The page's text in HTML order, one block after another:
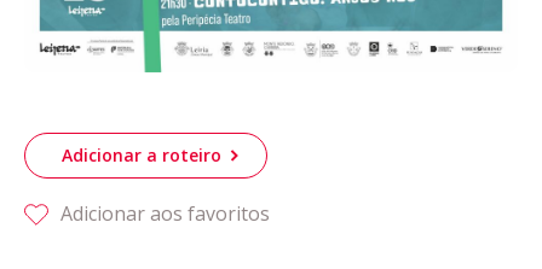
Adicionar a roteiro
Adicionar aos favoritos